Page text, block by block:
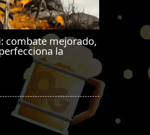
combate mejorado,
la